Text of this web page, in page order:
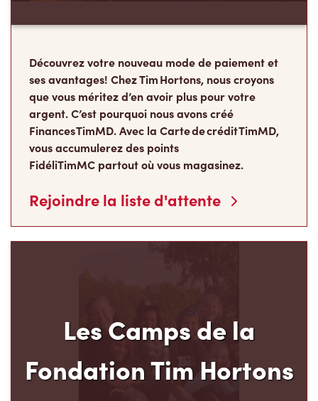
ses avantages! Chez Tim Hortons, nous croyons
que vous méritez d’en avoir plus pour votre
argent. C’est pourquoi nous avons créé
Finances TimMD. Avec la Carte de crédit TimMD,
vous accumulerez des points
FidéliTimMC partout où vous magasinez.
Rejoindre la liste d'attente
Fondation Tim Hortons